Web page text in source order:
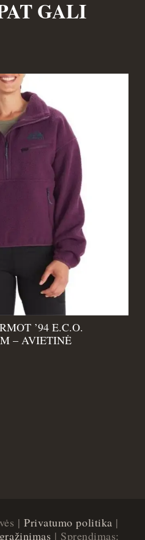
GALI
’94 E.C.O.
– AVIETINĖ
|Privatumo politika |
| Sprendimas: